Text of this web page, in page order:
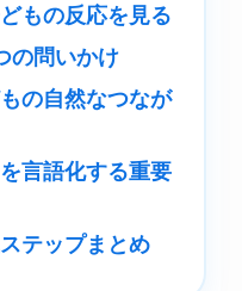
もの反応を見る
の問いかけ
の自然なつなが
言語化する重要
テップまとめ